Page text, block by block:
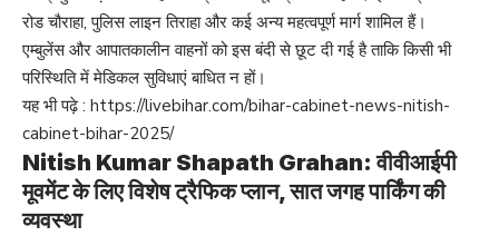
रोड चौराहा, पुलिस लाइन तिराहा और कई अन्य महत्वपूर्ण मार्ग शामिल हैं।
एम्बुलेंस और आपातकालीन वाहनों को इस बंदी से छूट दी गई है ताकि किसी भी
परिस्थिति में मेडिकल सुविधाएं बाधित न हों।
यह भी पढ़े : https://livebihar.com/bihar-cabinet-news-nitish-
cabinet-bihar-2025/
Nitish Kumar Shapath Grahan: वीवीआईपी
मूवमेंट के लिए विशेष ट्रैफिक प्लान, सात जगह पार्किंग की
व्यवस्था